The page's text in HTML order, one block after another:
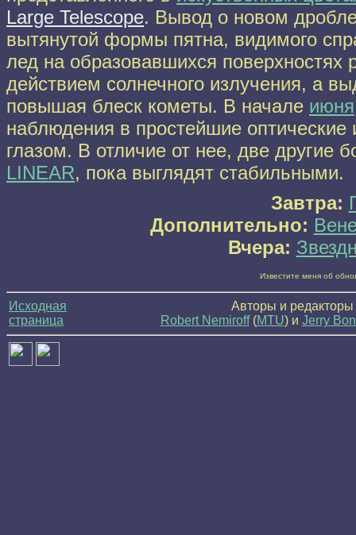
Large Telescope. Вывод о новом
вытянутой формы пятна, видимого
лед на образовавшихся поверхностях
действием солнечного излучения, а
повышая блеск кометы. В начале июня
наблюдения в простейшие
глазом. В отличие от нее, две другие
LINEAR, пока выглядят стабильными.
Завтра:
Дополнительно:
Вчера:
Известите меня об
Исходная
страница
Авторы и редакторы
Robert Nemiroff(MTU) и Jerry